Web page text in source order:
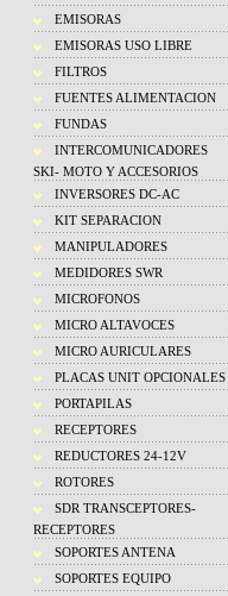
EMISORAS
EMISORAS USO LIBRE
FILTROS
FUENTES ALIMENTACION
FUNDAS
INTERCOMUNICADORES
SKI- MOTO Y ACCESORIOS
INVERSORES DC-AC
KIT SEPARACION
MANIPULADORES
MEDIDORES SWR
MICROFONOS
MICRO ALTAVOCES
MICRO AURICULARES
PLACAS UNIT OPCIONALES
PORTAPILAS
RECEPTORES
REDUCTORES 24-12V
ROTORES
SDR TRANSCEPTORES-
RECEPTORES
SOPORTES ANTENA
SOPORTES EQUIPO